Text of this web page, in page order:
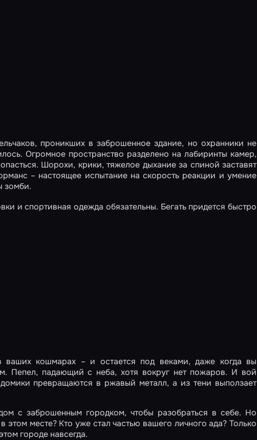
проникших в заброшенное здание, но охранники не
Огромное пространство разделено на лабиринты камер,
Шорохи, крики, тяжелое дыхание за спиной заставят
– настоящее испытание на скорость реакции и умение
зомби.
и спортивная одежда обязательны. Бегать придется быстро
кошмарах – и остается под веками, даже когда вы
Пепел, падающий с неба, хотя вокруг нет пожаров. И вой
превращаются в ржавый металл, а из тени выползает
с заброшенным городком, чтобы разобраться в себе. Но
этом месте? Кто уже стал частью вашего личного ада? Только
городе навсегда.